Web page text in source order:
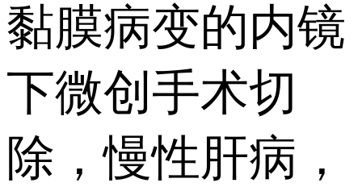
黏膜病变的内镜
下微创手术切
除，慢性肝病，